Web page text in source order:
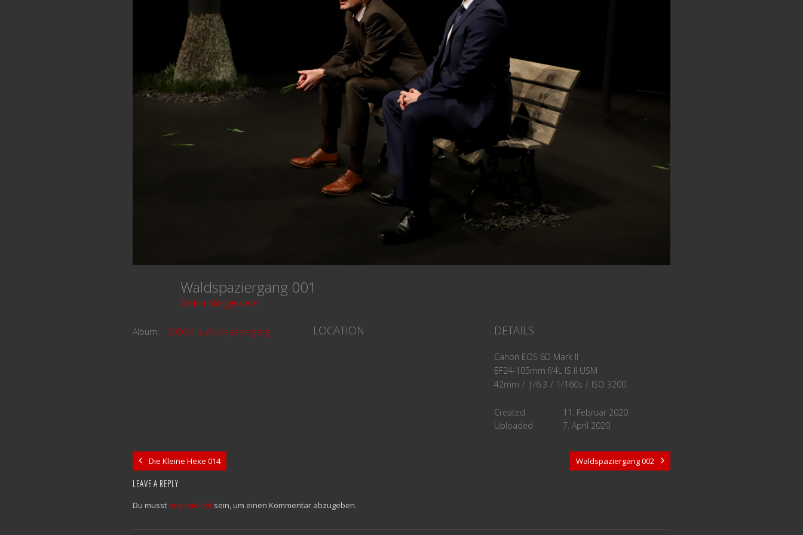
Waldspaziergang 001
Stefan Morgenstern
Album: 2020_Ein_Waldspaziergang LOCATION DETAILS
Canon EOS 6D Mark II
EF24-105mm f/4L IS II USM
42mm / ƒ/6.3 / 1/160s / ISO 3200
Created
11. Februar 2020
Uploaded
7. April 2020
Die Kleine Hexe 014 Waldspaziergang 002
LEAVE A REPLY
Du musst angemeldet sein, um einen Kommentar abzugeben.